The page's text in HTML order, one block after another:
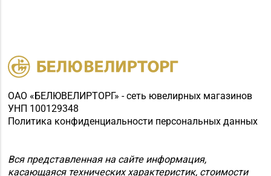
ОАО «БЕЛЮВЕЛИРТОРГ» - сеть ювелирных магазинов
УНП 100129348
Политика конфиденциальности персональных данных
Вся представленная на сайте информация,
касающаяся технических характеристик, стоимости